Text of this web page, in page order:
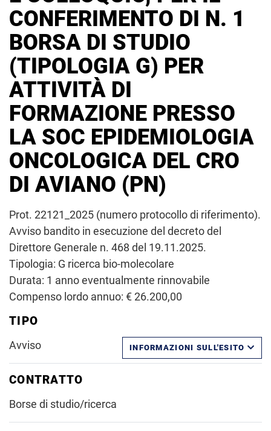
CONFERIMENTO DI N. 1
BORSA DI STUDIO
(TIPOLOGIA G) PER
ATTIVITÀ DI
FORMAZIONE PRESSO
LA SOC EPIDEMIOLOGIA
ONCOLOGICA DEL CRO
DI AVIANO (PN)
Prot. 22121_2025 (numero protocollo di riferimento).
Avviso bandito in esecuzione del decreto del
Direttore Generale n. 468 del 19.11.2025.
Tipologia: G ricerca bio-molecolare
Durata: 1 anno eventualmente rinnovabile
Compenso lordo annuo: € 26.200,00
TIPO
Avviso INFORMAZIONI SULL'ESITO
CONTRATTO
Borse di studio/ricerca